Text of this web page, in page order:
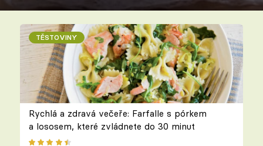
TĚSTOVINY
Rychlá a zdravá večeře: Farfalle s pórkem
a lososem, které zvládnete do 30 minut